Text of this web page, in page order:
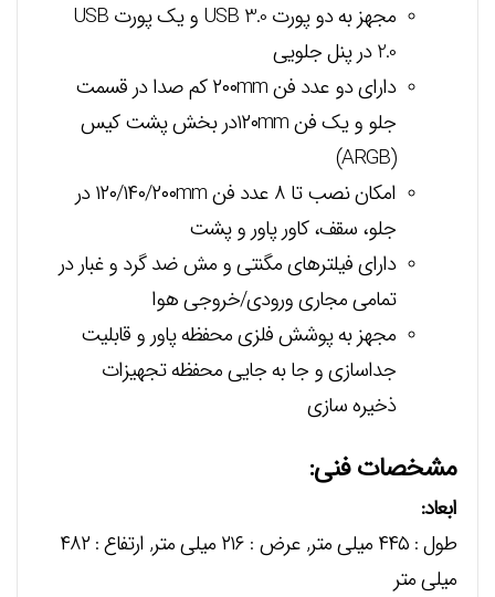
مجهز به دو پورت USB 3.0 و یک پورت USB
2.0 در پنل جلویی
دارای دو عدد فن ۲۰۰mm کم صدا در قسمت
جلو و یک فن ۱۲۰mmدر بخش پشت کیس
(ARGB)
امکان نصب تا ۸ عدد فن ۱۲۰/۱۴۰/۲۰۰mm در
جلو، سقف، کاور پاور و پشت
دارای فیلترهای مگنتی و مش ضد گرد و غبار در
تمامی مجاری ورودی/خروجی هوا
مجهز به پوشش فلزی محفظه پاور و قابلیت
جداسازی و جا به جایی محفظه‌‌ تجهیزات
ذخیره سازی
مشخصات فنی:
ابعاد:
طول : ۴۴۵ میلی متر, عرض : ۲۱۶ میلی متر, ارتفاع : ۴۸۲
میلی متر